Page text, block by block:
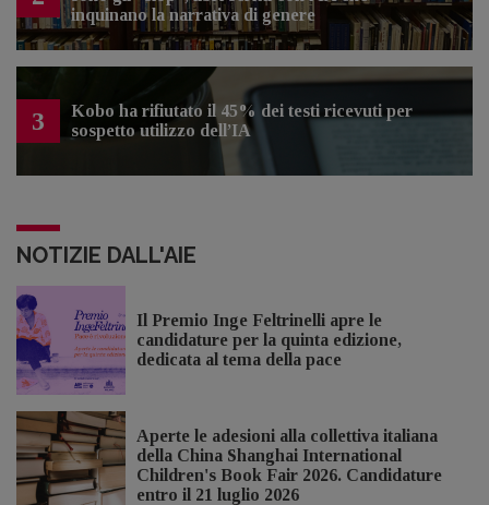
inquinano la narrativa di genere
3
Kobo ha rifiutato il 45% dei testi ricevuti per
sospetto utilizzo dell’IA
NOTIZIE DALL'AIE
Il Premio Inge Feltrinelli apre le
candidature per la quinta edizione,
dedicata al tema della pace
Aperte le adesioni alla collettiva italiana
della China Shanghai International
Children's Book Fair 2026. Candidature
entro il 21 luglio 2026